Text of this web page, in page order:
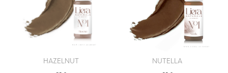
HAZELNUT NUTELLA